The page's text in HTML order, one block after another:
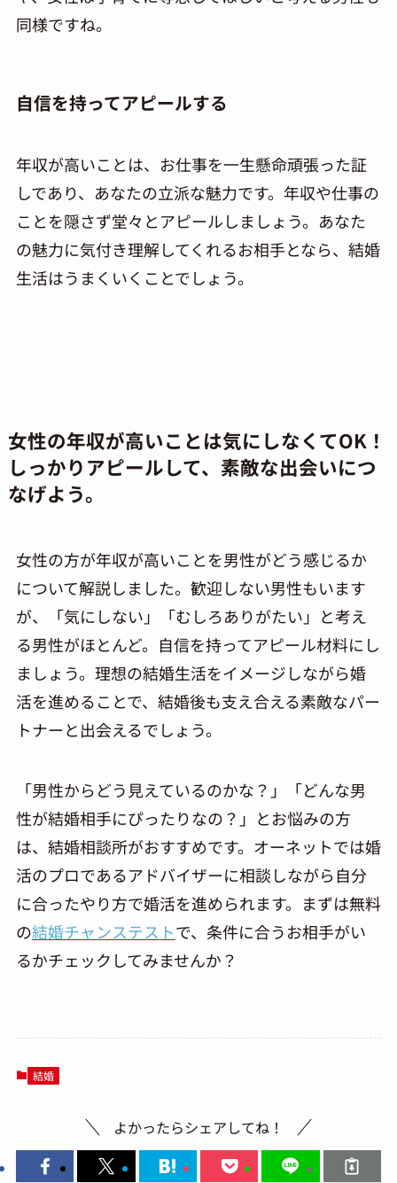
同様ですね。
自信を持ってアピールする
年収が高いことは、お仕事を一生懸命頑張った証
しであり、あなたの立派な魅力です。年収や仕事の
ことを隠さず堂々とアピールしましょう。あなた
の魅力に気付き理解してくれるお相手となら、結婚
生活はうまくいくことでしょう。
女性の年収が高いことは気にしなくてOK！
しっかりアピールして、素敵な出会いにつ
なげよう。
女性の方が年収が高いことを男性がどう感じるか
について解説しました。歓迎しない男性もいます
が、「気にしない」「むしろありがたい」と考え
る男性がほとんど。自信を持ってアピール材料にし
ましょう。理想の結婚生活をイメージしながら婚
活を進めることで、結婚後も支え合える素敵なパー
トナーと出会えるでしょう。
「男性からどう見えているのかな？」「どんな男
性が結婚相手にぴったりなの？」とお悩みの方
は、結婚相談所がおすすめです。オーネットでは婚
活のプロであるアドバイザーに相談しながら自分
に合ったやり方で婚活を進められます。まずは無料
の結婚チャンステストで、条件に合うお相手がい
るかチェックしてみませんか？
結婚
よかったらシェアしてね！